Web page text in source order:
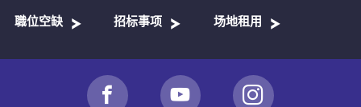
職位空缺 招标事项 场地租用